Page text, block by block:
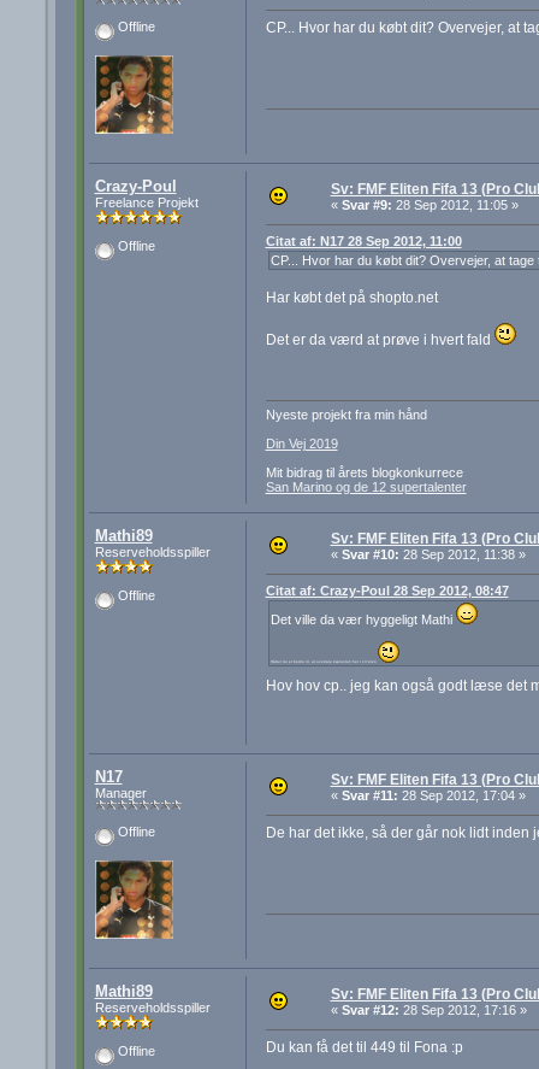
Offline CP... Hvor har du købt dit? Overvejer, at
Crazy-Poul
Freelance Projekt
Offline
Sv: FMF Eliten Fifa 13 (Pro
« Svar #9: 28 Sep 2012, 11:05 »
Citat af: N17 28 Sep 2012, 11:00
CP... Hvor har du købt dit? Overvejer, at
Har købt det på shopto.net
Det er da værd at prøve i hvert fald
Nyeste projekt fra min hånd
Din Vej 2019
Mit bidrag til årets blogkonkurrece
San Marino og de 12 supertalenter
Mathi89
Reserveholdsspiller
Offline
Sv: FMF Eliten Fifa 13 (Pro
« Svar #10: 28 Sep 2012, 11:38 »
Citat af: Crazy-Poul 28 Sep 2012, 08:47
Det ville da vær hyggeligt Mathi
Håber du er bedre til, at overtale kæresten her i 13'eren
Hov hov cp.. jeg kan også godt læse det
N17
Manager
Offline
Sv: FMF Eliten Fifa 13 (Pro
« Svar #11: 28 Sep 2012, 17:04 »
De har det ikke, så der går nok lidt inden
Mathi89
Reserveholdsspiller
Offline
Sv: FMF Eliten Fifa 13 (Pro
« Svar #12: 28 Sep 2012, 17:16 »
Du kan få det til 449 til Fona :p